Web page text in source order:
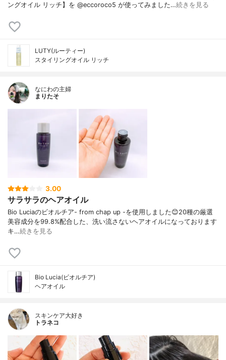
ングオイル リッチ】を @eccoroco5 が使ってみました⁡⁡…続きを見る
LUTY(ルーティー)
スタイリングオイル リッチ
なにわの主婦
まりたそ
3.00
サラサラのヘアオイル
Bio Luciaのビオルチア- from chap up -を使用しました😊20種の厳選
美容成分を99.8%配合した、洗い流さないヘアオイルになっております
キ…続きを見る
Bio Lucia(ビオルチア)
ヘアオイル
スキンケア大好き
トラネコ